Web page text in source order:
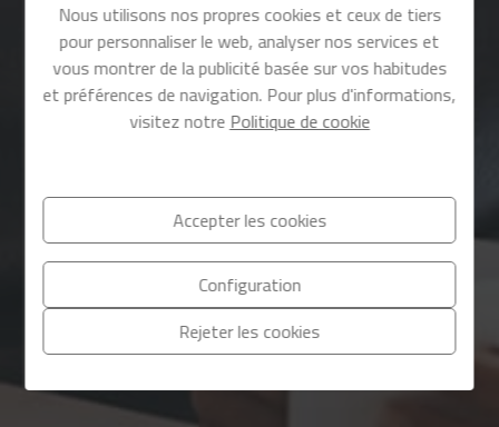
Nous utilisons nos propres cookies et ceux de tiers
pour personnaliser le web, analyser nos services et
vous montrer de la publicité basée sur vos habitudes
et préférences de navigation. Pour plus d'informations,
visitez notre Politique de cookie
Accepter les cookies
Configuration
Rejeter les cookies